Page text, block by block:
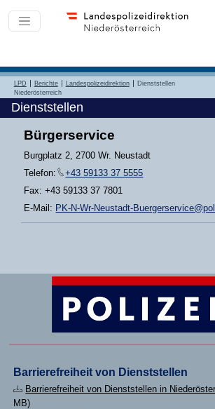
LPD Berichte Landespolizeidirektion
Dienststellen
Niederösterreich
Dienststellen
Bürgerservice
Burgplatz 2, 2700 Wr. Neustadt
Telefon:
+43 59133 37 5555
Fax: +43 59133 37 7801
E-Mail: PK-N-Wr-Neustadt-
Barrierefreiheit von Dienststellen
Barrierefreiheit von Dienststellen in
MB)